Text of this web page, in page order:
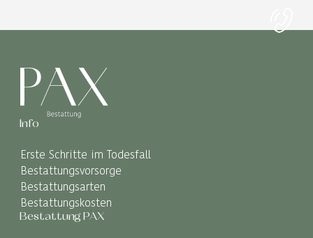
Info
Erste Schritte im Todesfall
Bestattungsvorsorge
Bestattungsarten
Bestattungskosten
Bestattung PAX